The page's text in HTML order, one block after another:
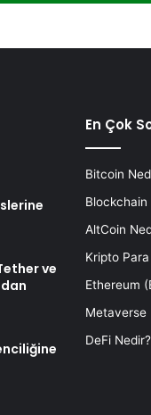
ve
En Çok
Bitcoin
Blockchain
AltCoin
Kripto
Ethereum
Metaverse
DeFi Nedir?